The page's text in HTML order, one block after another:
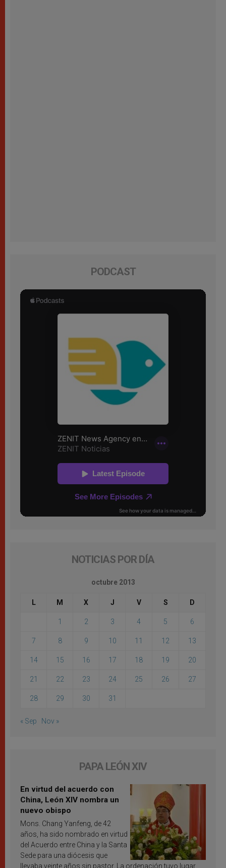
PODCAST
NOTICIAS POR DÍA
octubre 2013
L M X J V S D
1 2 3 4 5 6
7 8 9 10 11 12 13
14 15 16 17 18 19 20
21 22 23 24 25 26 27
28 29 30 31
« Sep Nov »
PAPA LEÓN XIV
En virtud del acuerdo con
China, León XIV nombra un
nuevo obispo
Mons. Chang Yanfeng, de 42
años, ha sido nombrado en virtud
del Acuerdo entre China y la Santa
Sede para una diócesis que
llevaba veinte años sin pastor. La ordenación tuvo lugar